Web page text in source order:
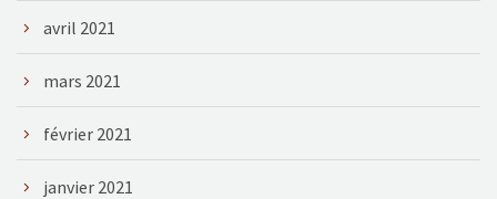
avril 2021
mars 2021
février 2021
janvier 2021